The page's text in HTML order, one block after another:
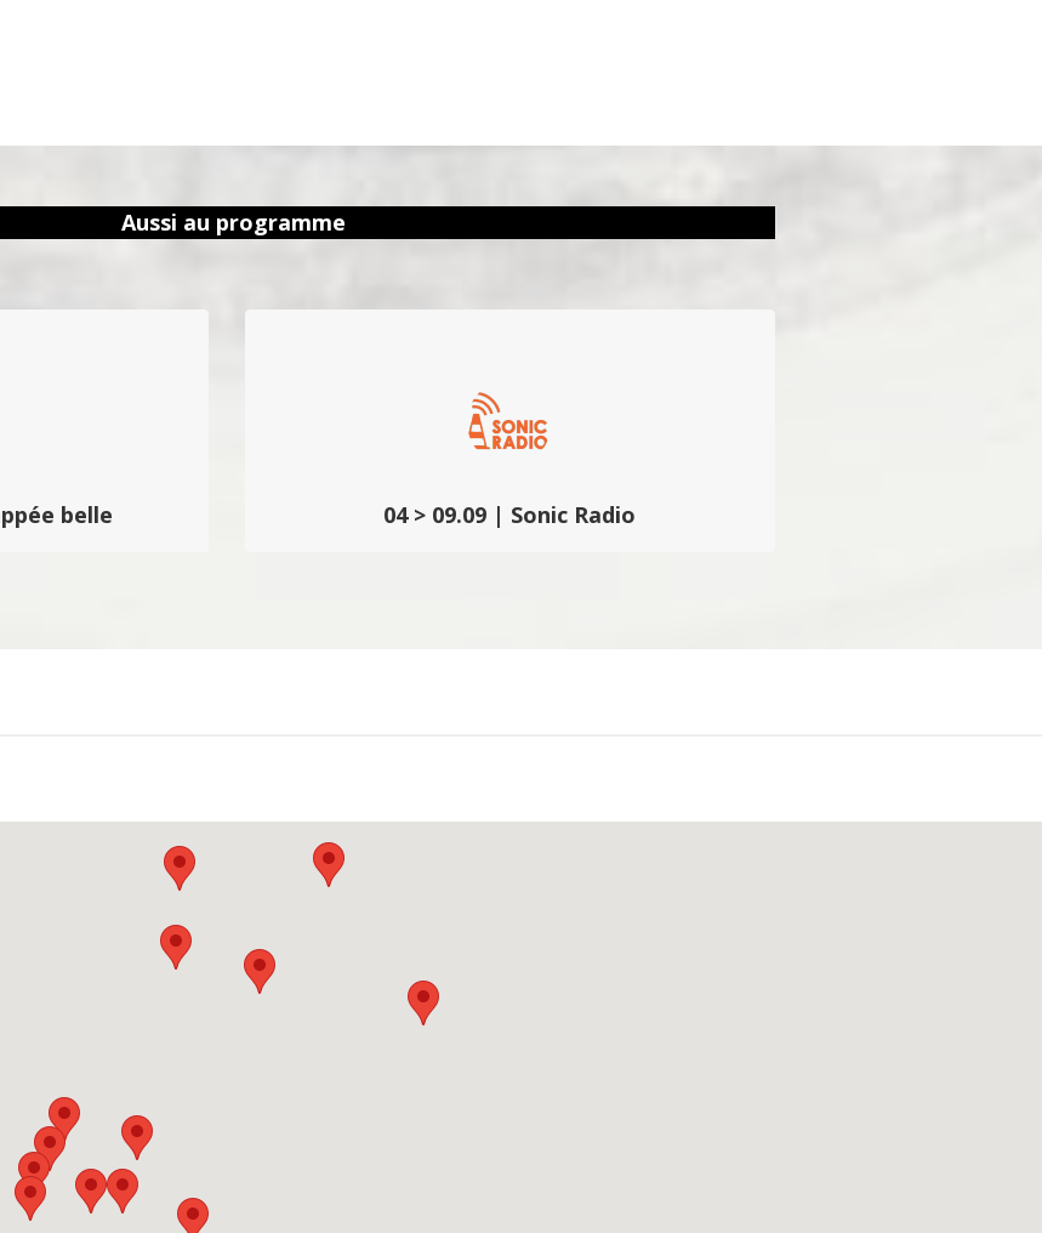
Aussi au programme
belle 04 > 09.09 | Sonic Radio